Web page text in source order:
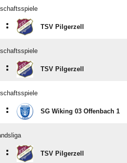
: TSV Pilgerzell
: TSV Pilgerzell
: SG Wiking 03 Offenbach 1
: TSV Pilgerzell